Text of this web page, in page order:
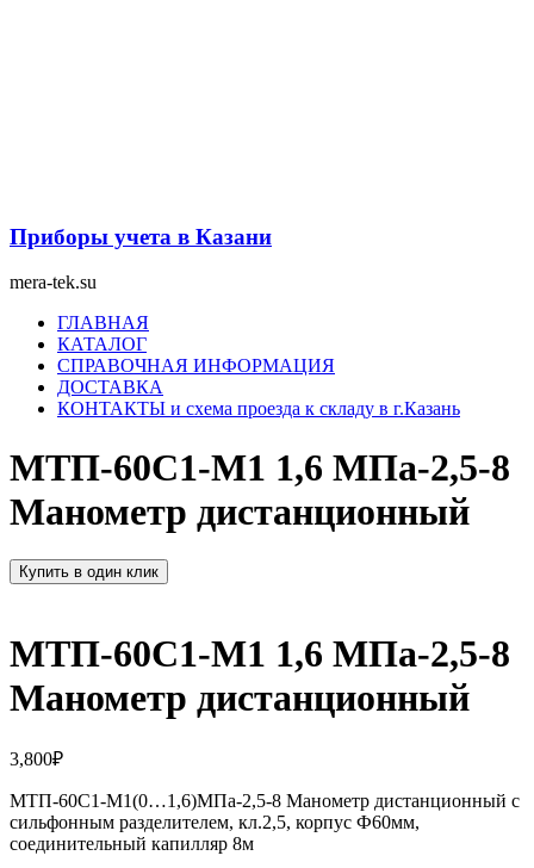
Приборы учета в Казани
mera-tek.su
МенюГЛАВНАЯ
КАТАЛОГ
СПРАВОЧНАЯ ИНФОРМАЦИЯ
ДОСТАВКА
КОНТАКТЫ и схема проезда к складу в г.Казань
МТП-60С1-М1 1,6 МПа-2,5-8
Манометр дистанционный
Купить в один клик
МТП-60С1-М1 1,6 МПа-2,5-8
Манометр дистанционный
3,800₽
МТП-60С1-М1(0…1,6)МПа-2,5-8 Манометр дистанционный с
сильфонным разделителем, кл.2,5, корпус Ф60мм,
соединительный капилляр 8м